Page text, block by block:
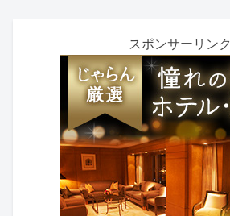
スポンサーリンク